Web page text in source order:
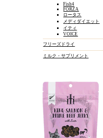
Fish4
FORZA
ロータス
メディダイエット
イティ
VOICE
フリーズドライ
ミルク・サプリメント